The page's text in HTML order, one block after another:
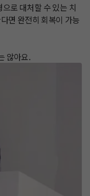
로 대처할 수 있는 치
면 완전히 회복이 가능
않아요.